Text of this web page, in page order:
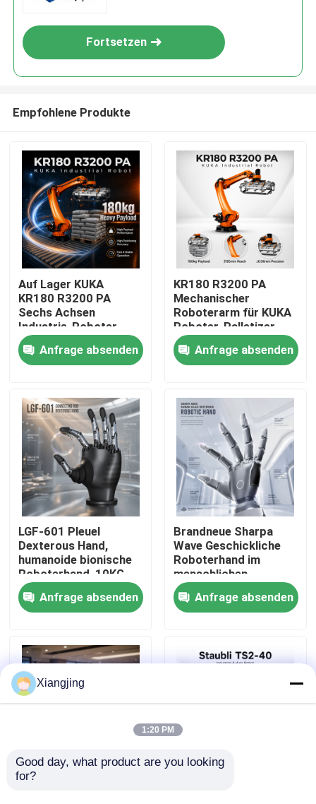
Produkte
Videos
Über uns
Werksbesichtigung
Kontakt mit uns
Blog
Fortsetzen
Empfohlene Produkte
Auf Lager KUKA
KR180 R3200 PA
Sechs Achsen
Industrie-Roboter
Arm, 3195mm
Reichweite Palletizing
Handling Roboterarm
Anfrage absenden
KR180 R3200 PA
Mechanischer
Roboterarm für KUKA
Roboter-Palletizer
3195 mm
Höchstreichweite
Anfrage absenden
LGF-601 Pleuel
Dexterous Hand,
humanoide bionische
Roboterhand, 10KG
Nutzlast CAN-Bus
Roboter-Endeffektor-
Greifer
Anfrage absenden
Brandneue Sharpa
Wave Geschickliche
Roboterhand im
menschlichen
Maßstab mit
hochauflösendem
taktilem Sensor für
Anfrage absenden
KI-Humanoboter-
Xiangjing
1:20 PM
Good day, what product are you looking
for?